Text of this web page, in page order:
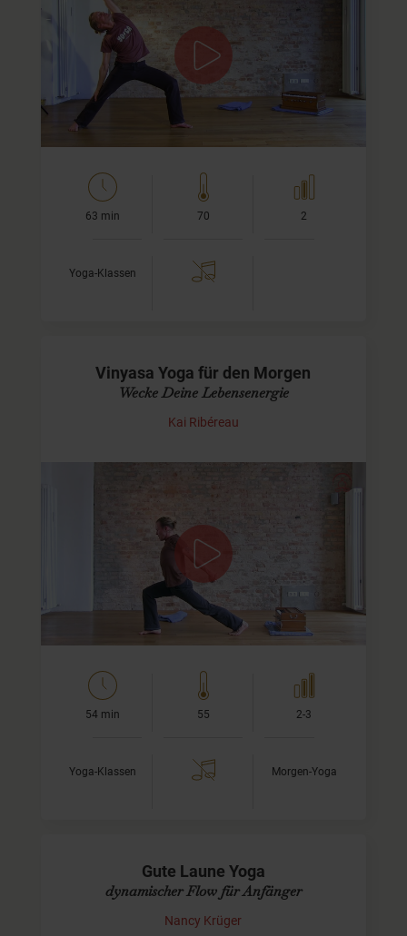
Einfach zum Mit-Fließen
In meinem ersten Yoga Video auf YogaMeHome zeige ich
Dir eine kräftig dynamische Vinyasa Flow Serie, inspiriert
durch Jivamukti Yoga.
Viel Freude dabei,
Nachlesen:
63 min 70 2
Yoga-Klassen
Vinyasa Yoga für den Morgen
Wecke Deine Lebensenergie
Kai Ribéreau
Eine knappe Stunde Vinyasa Flow Yoga für den Morgen.
Das ideale Video, um morgens Deine Lebensgeister zu
wecken. Denn heute ist ein guter Tag, um einen guten Tag
zu haben.
Zum…
54 min 55 2-3
Yoga-Klassen Morgen-Yoga
Gute Laune Yoga
dynamischer Flow für Anfänger
Nancy Krüger